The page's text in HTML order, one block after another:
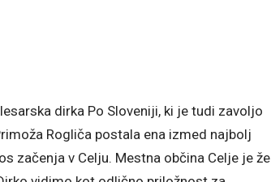
dirka Po Sloveniji, ki je tudi zavoljo
Rogliča postala ena izmed najbolj
začenja v Celju. Mestna občina Celje je že